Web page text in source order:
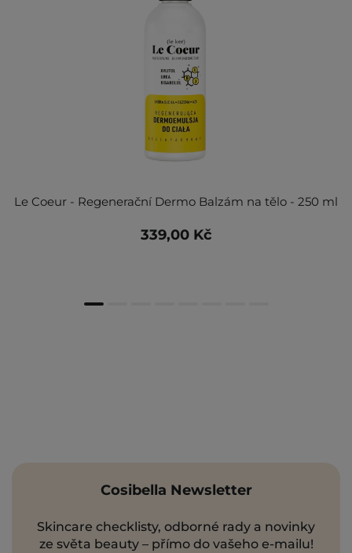
Le Coeur - Regenerační Dermo Balzám na tělo - 250 ml
339,00 Kč
Cosibella Newsletter
Skincare checklisty, odborné rady a novinky
ze světa beauty – přímo do vašeho e-mailu!